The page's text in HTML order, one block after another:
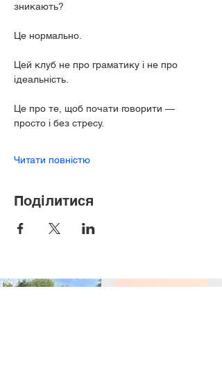
зникають?
Це нормально.
Цей клуб не про граматику і не про
ідеальність.
Це про те, щоб почати говорити —
просто і без стресу.
Читати повністю
Поділитися